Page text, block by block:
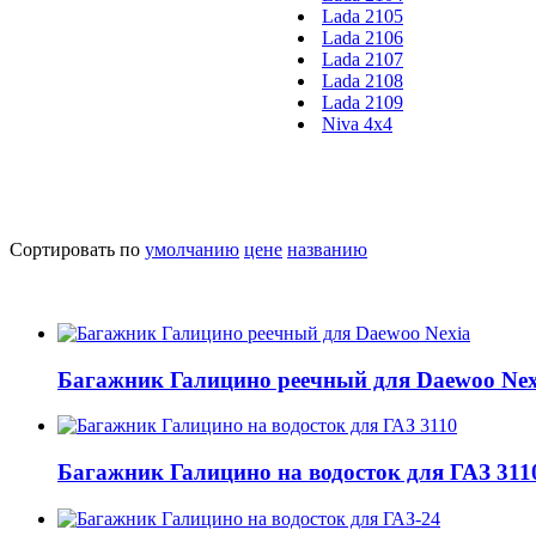
Lada 2105
Lada 2106
Lada 2107
Lada 2108
Lada 2109
Niva 4x4
Сортировать по умолчанию цене названию
Багажник Галицино реечный для Daewoo
Багажник Галицино на водосток для ГАЗ